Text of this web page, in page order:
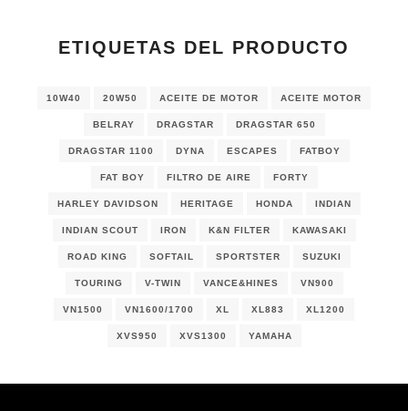
ETIQUETAS DEL PRODUCTO
10W40 20W50 ACEITE DE MOTOR ACEITE MOTOR
BELRAY DRAGSTAR DRAGSTAR 650
DRAGSTAR 1100 DYNA ESCAPES FATBOY
FAT BOY FILTRO DE AIRE FORTY
HARLEY DAVIDSON HERITAGE HONDA INDIAN
INDIAN SCOUT IRON K&N FILTER KAWASAKI
ROAD KING SOFTAIL SPORTSTER SUZUKI
TOURING V-TWIN VANCE&HINES VN900
VN1500 VN1600/1700 XL XL883 XL1200
XVS950 XVS1300 YAMAHA